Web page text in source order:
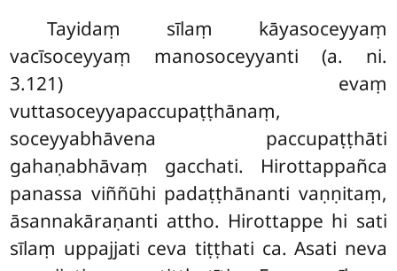
Tayidaṃ sīlaṃ kāyasoceyyaṃ
vacīsoceyyaṃ manosoceyyanti (a. ni.
3.121) evaṃ
vuttasoceyyapaccupaṭṭhānaṃ,
soceyyabhāvena paccupaṭṭhāti
gahaṇabhāvaṃ gacchati. Hirottappañca
panassa viññūhi padaṭṭhānanti vaṇṇitaṃ,
āsannakāraṇanti attho. Hirottappe hi sati
sīlaṃ uppajjati ceva tiṭṭhati ca. Asati neva